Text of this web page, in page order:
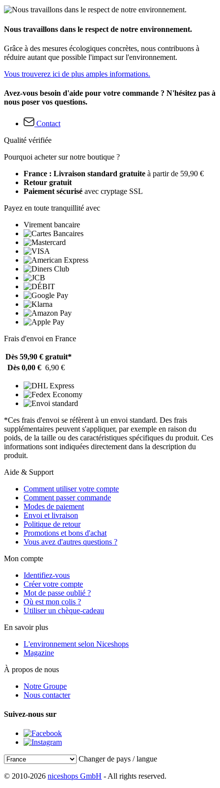
Nous travaillons dans le respect de notre environnement.
Grâce à des mesures écologiques concrètes, nous contribuons à
réduire autant que possible l'impact sur l'environnement.
Vous trouverez ici de plus amples informations.
Avez-vous besoin d'aide pour votre commande ? N'hésitez pas à
nous poser vos questions.
Contact
Qualité vérifiée
Pourquoi acheter sur notre boutique ?
France : Livraison standard gratuite à partir de 59,90 €
Retour gratuit
Paiement sécurisé avec cryptage SSL
Payez en toute tranquillité avec
Virement bancaire
Frais d'envoi en France
Dès 59,90 € gratuit*
Dès 0,00 € 6,90 €
*Ces frais d'envoi se réfèrent à un envoi standard. Des frais
supplémentaires peuvent s'appliquer, par exemple en raison du
poids, de la taille ou des caractéristiques spécifiques du produit. Ces
informations sont indiquées directement dans la description du
produit.
Aide & Support
Comment utiliser votre compte
Comment passer commande
Modes de paiement
Envoi et livraison
Politique de retour
Promotions et bons d'achat
Vous avez d'autres questions ?
Mon compte
Identifiez-vous
Créer votre compte
Mot de passe oublié ?
Où est mon colis ?
Utiliser un chèque-cadeau
En savoir plus
L'environnement selon Niceshops
Magazine
À propos de nous
Notre Groupe
Nous contacter
Suivez-nous sur
Changer de pays / langue
© 2010-2026 niceshops GmbH - All rights reserved.